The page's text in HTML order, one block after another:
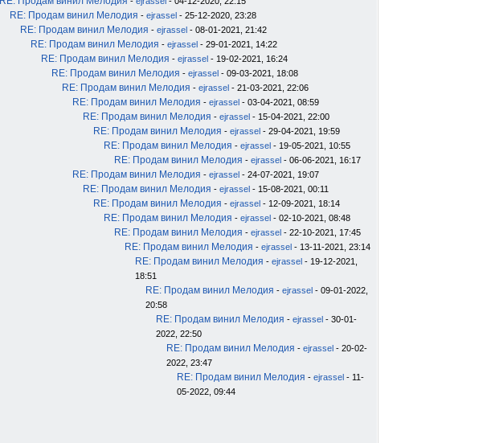
RE: Продам винил Мелодия - ejrassel - 25-12-2020, 23:28
RE: Продам винил Мелодия - ejrassel - 08-01-2021, 21:42
RE: Продам винил Мелодия - ejrassel - 29-01-2021, 14:22
RE: Продам винил Мелодия - ejrassel - 19-02-2021, 16:24
RE: Продам винил Мелодия - ejrassel - 09-03-2021, 18:08
RE: Продам винил Мелодия - ejrassel - 21-03-2021, 22:06
RE: Продам винил Мелодия - ejrassel - 03-04-2021, 08:59
RE: Продам винил Мелодия - ejrassel - 15-04-2021, 22:00
RE: Продам винил Мелодия - ejrassel - 29-04-2021, 19:59
RE: Продам винил Мелодия - ejrassel - 19-05-2021, 10:55
RE: Продам винил Мелодия - ejrassel - 06-06-2021, 16:17
RE: Продам винил Мелодия - ejrassel - 24-07-2021, 19:07
RE: Продам винил Мелодия - ejrassel - 15-08-2021, 00:11
RE: Продам винил Мелодия - ejrassel - 12-09-2021, 18:14
RE: Продам винил Мелодия - ejrassel - 02-10-2021, 08:48
RE: Продам винил Мелодия - ejrassel - 22-10-2021, 17:45
RE: Продам винил Мелодия - ejrassel - 13-11-2021, 23:14
RE: Продам винил Мелодия - ejrassel - 19-12-2021,
18:51
RE: Продам винил Мелодия - ejrassel - 09-01-2022,
20:58
RE: Продам винил Мелодия - ejrassel - 30-01-
2022, 22:50
RE: Продам винил Мелодия - ejrassel - 20-02-
2022, 23:47
RE: Продам винил Мелодия - ejrassel - 11-
05-2022, 09:44